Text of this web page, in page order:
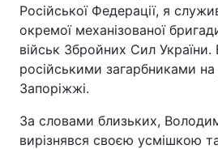
Російської Федерації, я
окремої механізованої
військ Збройних Сил України.
російськими загарбниками на
Запоріжжі.
За словами близьких,
вирізнявся своєю усмішкою